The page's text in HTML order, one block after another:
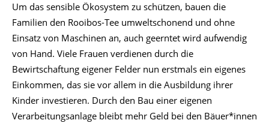
Um das sensible Ökosystem zu schützen, bauen die
Familien den Rooibos-Tee umweltschonend und ohne
Einsatz von Maschinen an, auch geerntet wird aufwendig
von Hand. Viele Frauen verdienen durch die
Bewirtschaftung eigener Felder nun erstmals ein eigenes
Einkommen, das sie vor allem in die Ausbildung ihrer
Kinder investieren. Durch den Bau einer eigenen
Verarbeitungsanlage bleibt mehr Geld bei den Bäuer*innen